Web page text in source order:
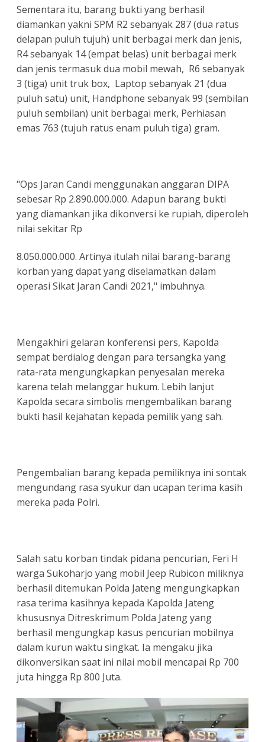
Sementara itu, barang bukti yang berhasil
diamankan yakni SPM R2 sebanyak 287 (dua ratus
delapan puluh tujuh) unit berbagai merk dan jenis,
R4 sebanyak 14 (empat belas) unit berbagai merk
dan jenis termasuk dua mobil mewah, R6 sebanyak
3 (tiga) unit truk box, Laptop sebanyak 21 (dua
puluh satu) unit, Handphone sebanyak 99 (sembilan
puluh sembilan) unit berbagai merk, Perhiasan
emas 763 (tujuh ratus enam puluh tiga) gram.
"Ops Jaran Candi menggunakan anggaran DIPA
sebesar Rp 2.890.000.000. Adapun barang bukti
yang diamankan jika dikonversi ke rupiah, diperoleh
nilai sekitar Rp
8.050.000.000. Artinya itulah nilai barang-barang
korban yang dapat yang diselamatkan dalam
operasi Sikat Jaran Candi 2021," imbuhnya.
Mengakhiri gelaran konferensi pers, Kapolda
sempat berdialog dengan para tersangka yang
rata-rata mengungkapkan penyesalan mereka
karena telah melanggar hukum. Lebih lanjut
Kapolda secara simbolis mengembalikan barang
bukti hasil kejahatan kepada pemilik yang sah.
Pengembalian barang kepada pemiliknya ini sontak
mengundang rasa syukur dan ucapan terima kasih
mereka pada Polri.
Salah satu korban tindak pidana pencurian, Feri H
warga Sukoharjo yang mobil Jeep Rubicon miliknya
berhasil ditemukan Polda Jateng mengungkapkan
rasa terima kasihnya kepada Kapolda Jateng
khususnya Ditreskrimum Polda Jateng yang
berhasil mengungkap kasus pencurian mobilnya
dalam kurun waktu singkat. Ia mengaku jika
dikonversikan saat ini nilai mobil mencapai Rp 700
juta hingga Rp 800 Juta.